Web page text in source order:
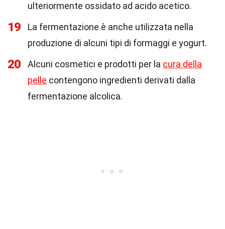
ulteriormente ossidato ad acido acetico.
19
La fermentazione è anche utilizzata nella
produzione di alcuni tipi di formaggi e yogurt.
20 Alcuni cosmetici e prodotti per la cura della
pelle contengono ingredienti derivati dalla
fermentazione alcolica.